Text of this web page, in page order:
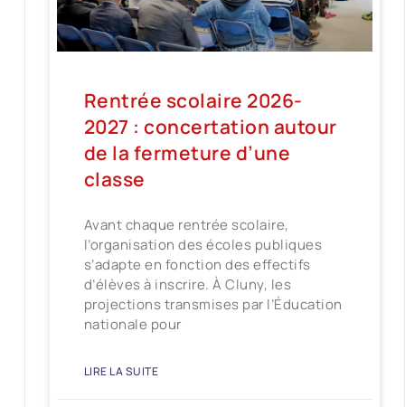
Rentrée scolaire 2026-
2027 : concertation autour
de la fermeture d’une
classe
Avant chaque rentrée scolaire,
l’organisation des écoles publiques
s’adapte en fonction des effectifs
d’élèves à inscrire. À Cluny, les
projections transmises par l’Éducation
nationale pour
LIRE LA SUITE